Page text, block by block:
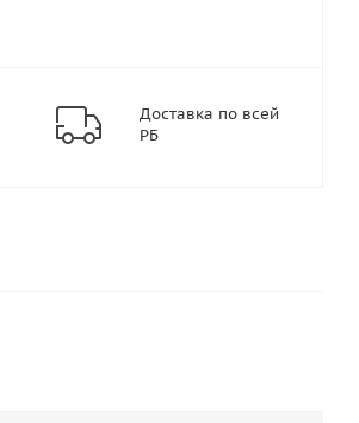
Доставка по всей
РБ